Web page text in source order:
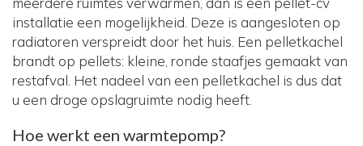
installatie een mogelijkheid. Deze is aangesloten op
radiatoren verspreidt door het huis. Een pelletkachel
brandt op pellets: kleine, ronde staafjes gemaakt van
restafval. Het nadeel van een pelletkachel is dus dat
u een droge opslagruimte nodig heeft.
Hoe werkt een warmtepomp?